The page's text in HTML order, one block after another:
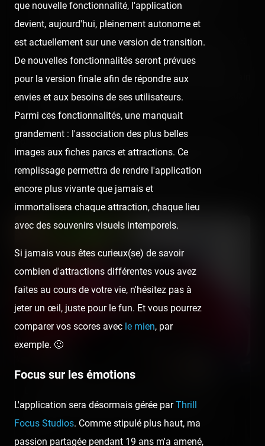
Maintenant, c'est à nuancer : la phrase n'est pas
complètement fausse, car les attractions
augmentent notre envie de venir dans les parcs, et
il fallait bien mettre en contexte le sujet de notre
venue. Nous avons aimé nous rendre à Thoiry, Pairi
Daiza… et même le Puy du Fou, qui sont des lieux
dénués de « manèges », non ?
Vous pouvez retrouver d'autres détails concernant ce
reportage ainsi que les articles sur la visite en lisant la
publication rédigée un peu avant la diffusion :
Fin avril, toute notre équipe visitait (et découvrait) le parc
animalier et de loisirs du PAL. L'équipe de tournage de M6 nous
avait…
que nouvelle fonctionnalité, l'application
devient, aujourd'hui, pleinement autonome et
est actuellement sur une version de transition.
De nouvelles fonctionnalités seront prévues
pour la version finale afin de répondre aux
envies et aux besoins de ses utilisateurs.
Parmi ces fonctionnalités, une manquait
grandement : l'association des plus belles
images aux fiches parcs et attractions. Ce
remplissage permettra de rendre l'application
encore plus vivante que jamais et
immortalisera chaque attraction, chaque lieu
avec des souvenirs visuels intemporels.
Si jamais vous êtes curieux(se) de savoir
combien d'attractions différentes vous avez
faites au cours de votre vie, n'hésitez pas à
jeter un œil, juste pour le fun. Et vous pourrez
comparer vos scores avec le mien, par
exemple. 🙂
Focus sur les émotions
L'application sera désormais gérée parThrill
Focus Studios. Comme stipulé plus haut, ma
passion partagée pendant 19 ans m'a amené,